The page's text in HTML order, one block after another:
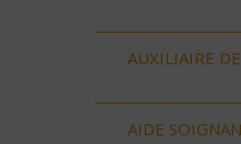
AUXILIAIRE
AIDE